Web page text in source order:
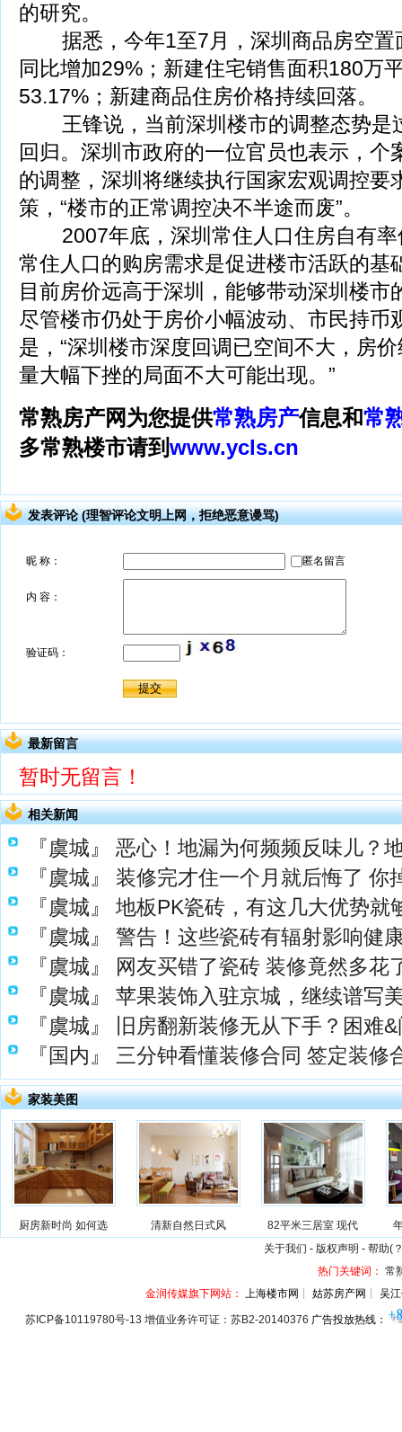
的研究。
据悉，今年1至7月，深圳商品房空置
同比增加29%；新建住宅销售面积180万
53.17%；新建商品住房价格持续回落。
王锋说，当前深圳楼市的调整态势是
回归。深圳市政府的一位官员也表示，个
的调整，深圳将继续执行国家宏观调控要
策，“楼市的正常调控决不半途而废”。
2007年底，深圳常住人口住房自有率
常住人口的购房需求是促进楼市活跃的基
目前房价远高于深圳，能够带动深圳楼市
尽管楼市仍处于房价小幅波动、市民持币
是，“深圳楼市深度回调已空间不大，房
量大幅下挫的局面不大可能出现。”
常熟房产网为您提供常熟房产信息和常
多常熟楼市请到www.ycls.cn
发表评论 (理智评论文明上网，拒绝恶意谩骂)
最新留言
暂时无留言！
相关新闻
『虞城』
恶心！地漏为何频频反味儿？
『虞城』
装修完才住一个月就后悔了 你
『虞城』
地板PK瓷砖，有这几大优势就
『虞城』
警告！这些瓷砖有辐射影响健
『虞城』
网友买错了瓷砖 装修竟然多花
『虞城』
苹果装饰入驻京城，继续谱写
『虞城』
旧房翻新装修无从下手？困难
『国内』
三分钟看懂装修合同 签定装修
家装美图
厨房新时尚 如何选 清新自然日式风 82平米三居室 现代
关于我们 - 版权声明 - 帮助(
热门关键词： 常
金润传媒旗下网站： 上海楼市网┊ 姑苏房产网┊ 吴
苏ICP备10119780号-13 增值业务许可证：苏B2-20140376 广告投放热线：